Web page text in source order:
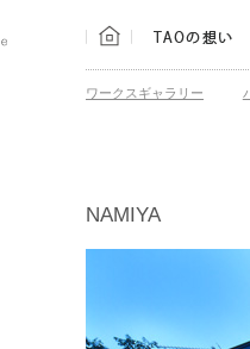
ワークスギャラリー
釧路陵墓公苑 陵雲閣
NAMIYA